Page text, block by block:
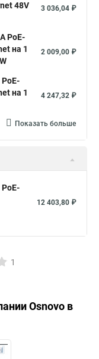
48V
3 036,04 ₽
PoE-
на 1
2 009,00 ₽
на 1
4 247,32 ₽
Показать больше
12 403,80 ₽
1
Osnovo в